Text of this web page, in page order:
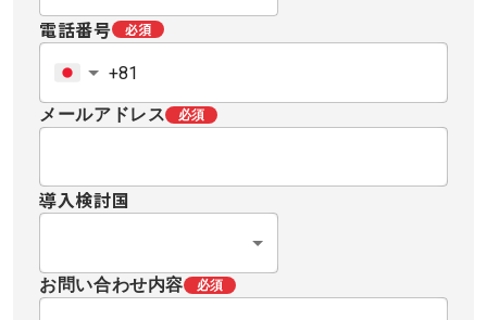
電話番号 必須
メールアドレス 必須
導入検討国
お問い合わせ内容 必須